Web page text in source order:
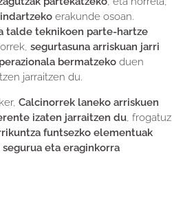
erakunde osoan.
talde teknikoen parte-hartze
segurtasuna arriskuan jarri
bermatzekoduen
jarraitzen du.
Calcinorrek laneko arriskuen
izaten jarraitzen du, frogatuz
funtsezko elementuak
eta eraginkorra